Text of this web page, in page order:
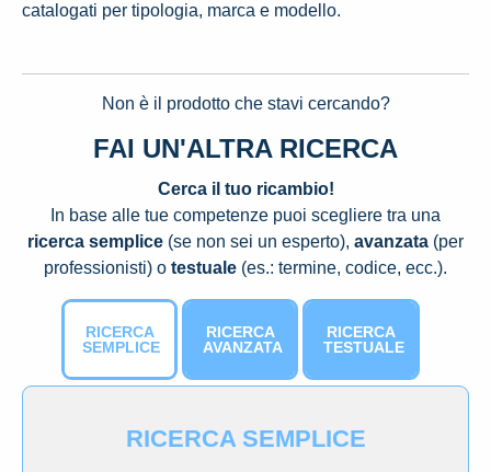
catalogati per tipologia, marca e modello.
Non è il prodotto che stavi cercando?
FAI UN'ALTRA RICERCA
Cerca il tuo ricambio!
In base alle tue competenze puoi scegliere tra una
ricerca semplice (se non sei un esperto), avanzata (per
professionisti) o testuale (es.: termine, codice, ecc.).
RICERCA
SEMPLICE
RICERCA
AVANZATA
RICERCA
TESTUALE
RICERCA SEMPLICE